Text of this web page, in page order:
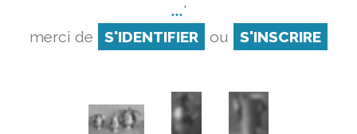
...'
merci de
S'IDENTIFIER ou S'INSCRIRE